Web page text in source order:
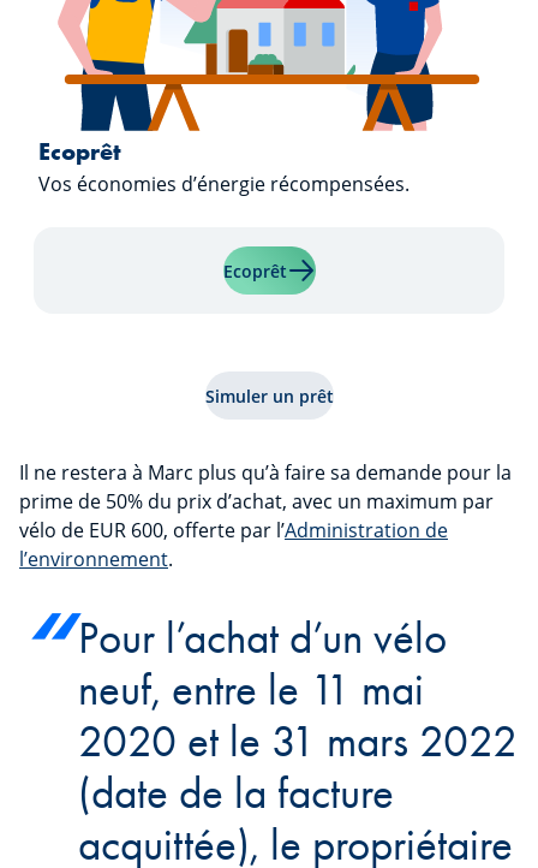
Ecoprêt
Vos économies d’énergie récompensées.
EcoprêtEn savoir plus sur "Ecoprêt"
Simuler un prêt
Il ne restera à Marc plus qu’à faire sa demande pour la
prime de 50% du prix d’achat, avec un maximum par
vélo de EUR 600, offerte par l’Administration de
l’environnement.
Pour l’achat d’un vélo
neuf, entre le 11 mai
2020 et le 31 mars 2022
(date de la facture
acquittée), le propriétaire